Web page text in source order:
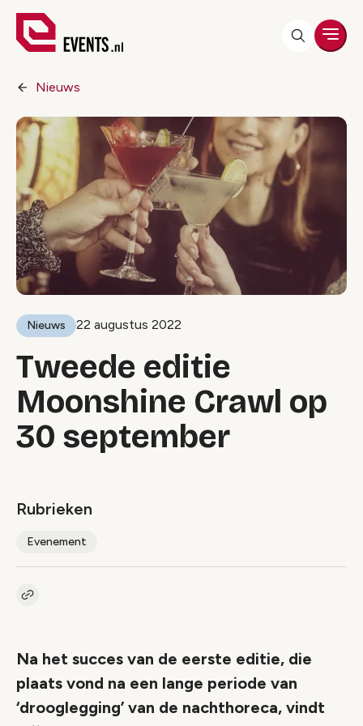
Nieuws
Nieuws 22 augustus 2022
Tweede editie
Moonshine Crawl op
30 september
Rubrieken
Evenement
Kopieer link naar artikel
Na het succes van de eerste editie, die
plaats vond na een lange periode van
‘drooglegging’ van de nachthoreca, vindt